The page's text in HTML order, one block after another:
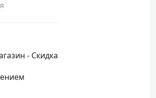
- Скидка